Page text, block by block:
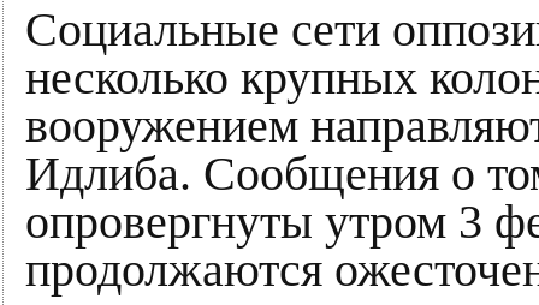
Социальные сети
несколько крупных
вооружением
Идлиба. Сообщения о
опровергнуты утром 3
продолжаются